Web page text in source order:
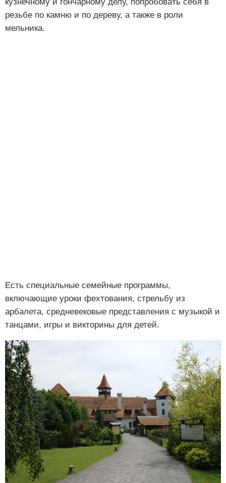
резьбе по камню и по дереву, а также в роли
мельника.
Есть специальные семейные программы,
включающие уроки фехтования, стрельбу из
арбалета, средневековые представления с музыкой и
танцами, игры и викторины для детей.